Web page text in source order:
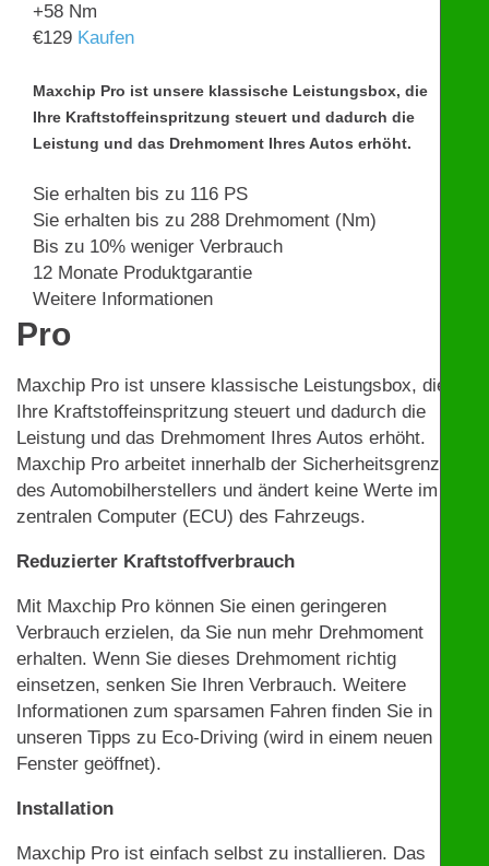
+58 Nm
€129 Kaufen
Maxchip Pro ist unsere klassische Leistungsbox, die
Ihre Kraftstoffeinspritzung steuert und dadurch die
Leistung und das Drehmoment Ihres Autos erhöht.
Sie erhalten bis zu 116 PS
Sie erhalten bis zu 288 Drehmoment (Nm)
Bis zu 10% weniger Verbrauch
12 Monate Produktgarantie
Weitere Informationen
Pro
Maxchip Pro ist unsere klassische Leistungsbox, die
Ihre Kraftstoffeinspritzung steuert und dadurch die
Leistung und das Drehmoment Ihres Autos erhöht.
Maxchip Pro arbeitet innerhalb der Sicherheitsgrenzen
des Automobilherstellers und ändert keine Werte im
zentralen Computer (ECU) des Fahrzeugs.
Reduzierter Kraftstoffverbrauch
Mit Maxchip Pro können Sie einen geringeren
Verbrauch erzielen, da Sie nun mehr Drehmoment
erhalten. Wenn Sie dieses Drehmoment richtig
einsetzen, senken Sie Ihren Verbrauch. Weitere
Informationen zum sparsamen Fahren finden Sie in
unseren Tipps zu Eco-Driving (wird in einem neuen
Fenster geöffnet).
Installation
Maxchip Pro ist einfach selbst zu installieren. Das